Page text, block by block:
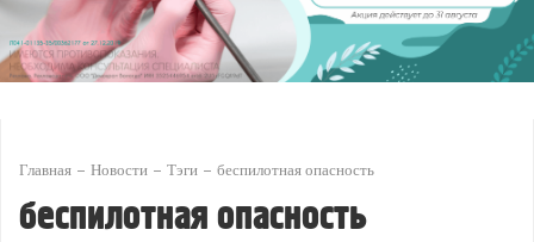
Главная Новости Тэги беспилотная опасность
беспилотная опасность